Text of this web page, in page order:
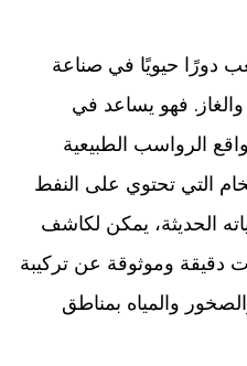
دورًا حيويًا في صناعة
فهو يساعد في
الرواسب الطبيعية
التي تحتوي على النفط
الحديثة، يمكن لكاشف
دقيقة وموثوقة عن تركيبة
والمياه بمناطق